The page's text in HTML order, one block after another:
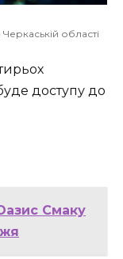
області
доступу до
Смаку